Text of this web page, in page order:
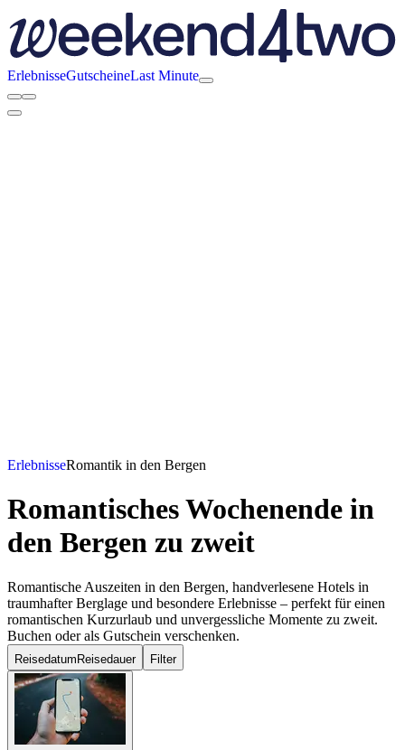
ErlebnisseGutscheineLast Minute
ErlebnisseRomantik in den Bergen
Romantisches Wochenende in
den Bergen zu zweit
Romantische Auszeiten in den Bergen, handverlesene Hotels in
traumhafter Berglage und besondere Erlebnisse – perfekt für einen
romantischen Kurzurlaub und unvergessliche Momente zu zweit.
Buchen oder als Gutschein verschenken.
Reisedatum Reisedauer Filter